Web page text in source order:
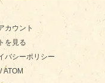
カウント
を見る
バシーポリシー
/ATOM